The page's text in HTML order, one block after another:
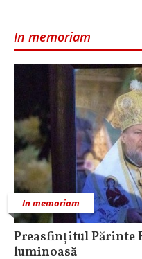
In memoriam
In memoriam
Preasfințitul Părinte
luminoasă